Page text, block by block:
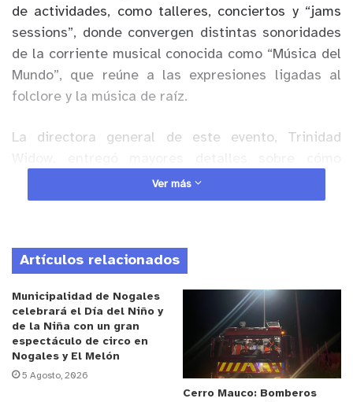
de actividades, como talleres, conciertos y “jams
sessions”, donde convergen distintas sonoridades
de la corriente musical conocida como “Música del
Mundo”, que reúne a las expresiones ligadas al
folclore y la música de raíz.
La directora general de este evento, Trinidad
nació la iniciativa. “En nuestra asociación tenemos
otro proyecto llamado ‘Ethno Chile’, que consiste
recibimos una gran cantidad de músicos de
diversas partes del mundo, que realizan un viaje
muy largo para llegar a Chile, por lo mismo
pensamos que sería una excelente idea ofrecer
más actividades relacionadas al folklore dentro de
nuestra región. Se trata de una instancia donde
conectaremos extranjeros, locales y migrantes en
un solo espacio de aprendizaje, compartiendo y
Ver más
Artículos relacionados
Municipalidad de Nogales
celebrará el Día del Niño y
de la Niña con un gran
espectáculo de circo en
Nogales y El Melón
5 Agosto, 2026
Cerro Mauco: Bomberos